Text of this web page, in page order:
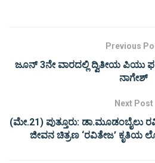
Previous
ಜೂನ್ 3ನೇ ವಾರದಲ್ಲಿ ದ್ವಿತೀಯ ಪಿಯು
ನಾಗೇಶ್
Next Post
(ಮೇ.21) ಪುತ್ತೂರು: ಡಾ.ಮೂಡಂಬೈಲು
ಜೀವನ ಚಿತ್ರಣ ‘ರವಿತೇಜ’ ಕೃತಿಯ